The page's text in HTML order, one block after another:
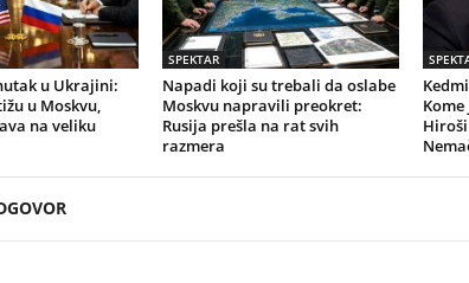
u Ukrajini:
u Moskvu,
na veliku
SPEKTAR
Napadi koji su trebali da oslabe
Moskvu napravili preokret:
Rusija prešla na rat svih
razmera